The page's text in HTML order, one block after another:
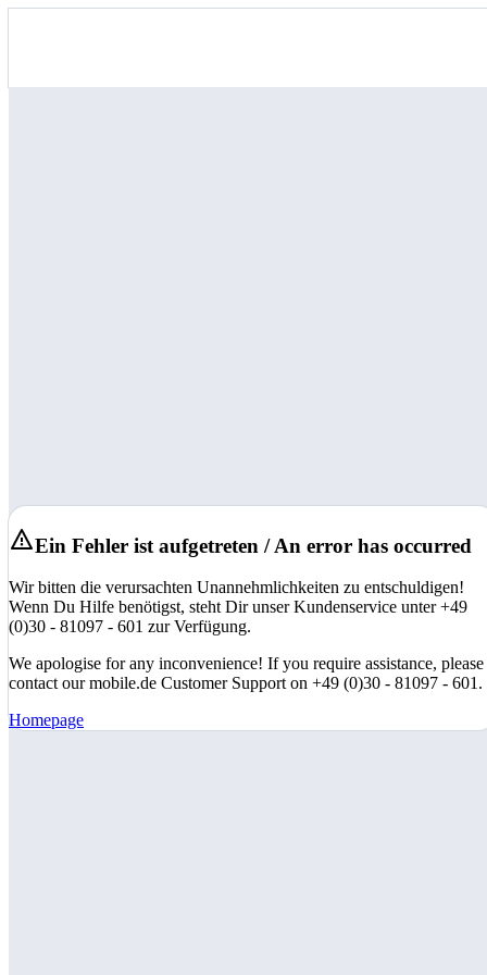
Ein Fehler ist aufgetreten / An error has occurred
Wir bitten die verursachten Unannehmlichkeiten zu entschuldigen!
Wenn Du Hilfe benötigst, steht Dir unser Kundenservice unter +49
(0)30 - 81097 - 601 zur Verfügung.
We apologise for any inconvenience! If you require assistance, please
contact our mobile.de Customer Support on +49 (0)30 - 81097 - 601.
Homepage